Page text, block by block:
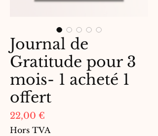
Journal de
Gratitude pour 3
mois- 1 acheté 1
offert
22,00 €
Hors TVA